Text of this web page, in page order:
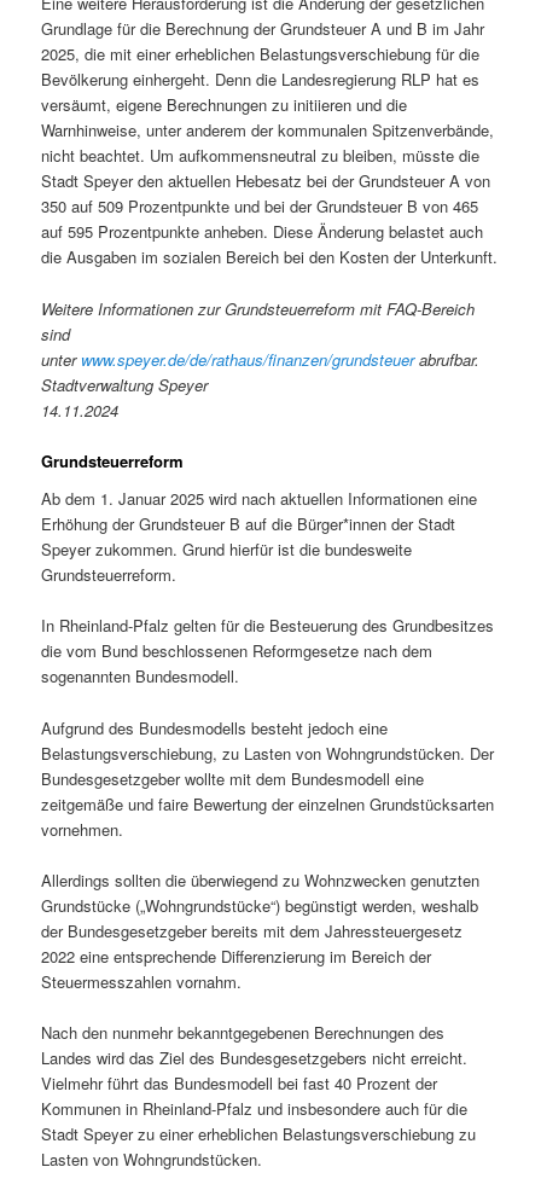
Grundlage für die Berechnung der Grundsteuer A und B im Jahr
2025, die mit einer erheblichen Belastungsverschiebung für die
Bevölkerung einhergeht. Denn die Landesregierung RLP hat es
versäumt, eigene Berechnungen zu initiieren und die
Warnhinweise, unter anderem der kommunalen Spitzenverbände,
nicht beachtet. Um aufkommensneutral zu bleiben, müsste die
Stadt Speyer den aktuellen Hebesatz bei der Grundsteuer A von
350 auf 509 Prozentpunkte und bei der Grundsteuer B von 465
auf 595 Prozentpunkte anheben. Diese Änderung belastet auch
die Ausgaben im sozialen Bereich bei den Kosten der Unterkunft.
Weitere Informationen zur Grundsteuerreform mit FAQ-Bereich
sind
unter www.speyer.de/de/rathaus/finanzen/grundsteuerabrufbar.
Stadtverwaltung Speyer
14.11.2024
Grundsteuerreform
Ab dem 1. Januar 2025 wird nach aktuellen Informationen eine
Erhöhung der Grundsteuer B auf die Bürger*innen der Stadt
Speyer zukommen. Grund hierfür ist die bundesweite
Grundsteuerreform.
In Rheinland-Pfalz gelten für die Besteuerung des Grundbesitzes
die vom Bund beschlossenen Reformgesetze nach dem
sogenannten Bundesmodell.
Aufgrund des Bundesmodells besteht jedoch eine
Belastungsverschiebung, zu Lasten von Wohngrundstücken. Der
Bundesgesetzgeber wollte mit dem Bundesmodell eine
zeitgemäße und faire Bewertung der einzelnen Grundstücksarten
vornehmen.
Allerdings sollten die überwiegend zu Wohnzwecken genutzten
Grundstücke („Wohngrundstücke“) begünstigt werden, weshalb
der Bundesgesetzgeber bereits mit dem Jahressteuergesetz
2022 eine entsprechende Differenzierung im Bereich der
Steuermesszahlen vornahm.
Nach den nunmehr bekanntgegebenen Berechnungen des
Landes wird das Ziel des Bundesgesetzgebers nicht erreicht.
Vielmehr führt das Bundesmodell bei fast 40 Prozent der
Kommunen in Rheinland-Pfalz und insbesondere auch für die
Stadt Speyer zu einer erheblichen Belastungsverschiebung zu
Lasten von Wohngrundstücken.